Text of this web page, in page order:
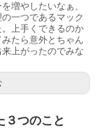
増やしたいなぁ、
一つであるマック
上手くできるのか
たら意外とちゃん
上がったのでみな
３つのこと